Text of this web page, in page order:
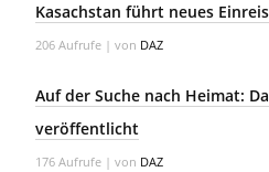
Kasachstan führt neues
206 Aufrufe | von DAZ
Auf der Suche nach Heimat:
veröffentlicht
176 Aufrufe | von DAZ